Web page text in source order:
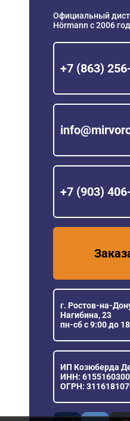
Официальный
Hörmann с 2006
+7 (863)
+7 (903)
г. Ростов-на-
Нагибина, 23
пн-сб с 9:00 до
ИП Козюберда
ИНН:
ОГРН: